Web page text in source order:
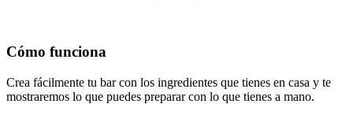
Cómo funciona
Crea fácilmente tu bar con los ingredientes que tienes en casa y te
mostraremos lo que puedes preparar con lo que tienes a mano.